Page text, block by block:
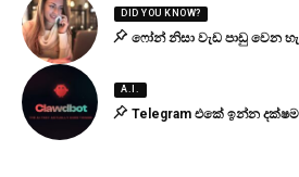
DID YOU KNOW?
ෆෝන් නිසා වැඩ පාඩු වෙන
A.I.
Telegram එකේ ඉන්න දක්ෂම